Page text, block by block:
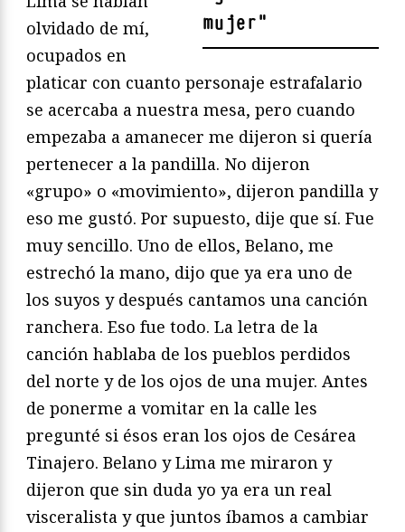
mujer"
olvidado de mí,
ocupados en
platicar con cuanto personaje estrafalario
se acercaba a nuestra mesa, pero cuando
empezaba a amanecer me dijeron si quería
pertenecer a la pandilla. No dijeron
«grupo» o «movimiento», dijeron pandilla y
eso me gustó. Por supuesto, dije que sí. Fue
muy sencillo. Uno de ellos, Belano, me
estrechó la mano, dijo que ya era uno de
los suyos y después cantamos una canción
ranchera. Eso fue todo. La letra de la
canción hablaba de los pueblos perdidos
del norte y de los ojos de una mujer. Antes
de ponerme a vomitar en la calle les
pregunté si ésos eran los ojos de Cesárea
Tinajero. Belano y Lima me miraron y
dijeron que sin duda yo ya era un real
visceralista y que juntos íbamos a cambiar